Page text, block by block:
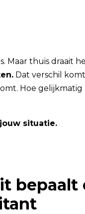
Maar thuis draait
Dat verschil
Hoe gelijkmatig
situatie.
bepaalt